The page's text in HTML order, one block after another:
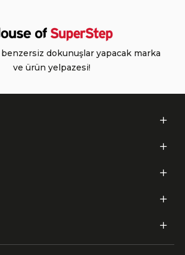
dokunuşlar yapacak marka
ve ürün yelpazesi!